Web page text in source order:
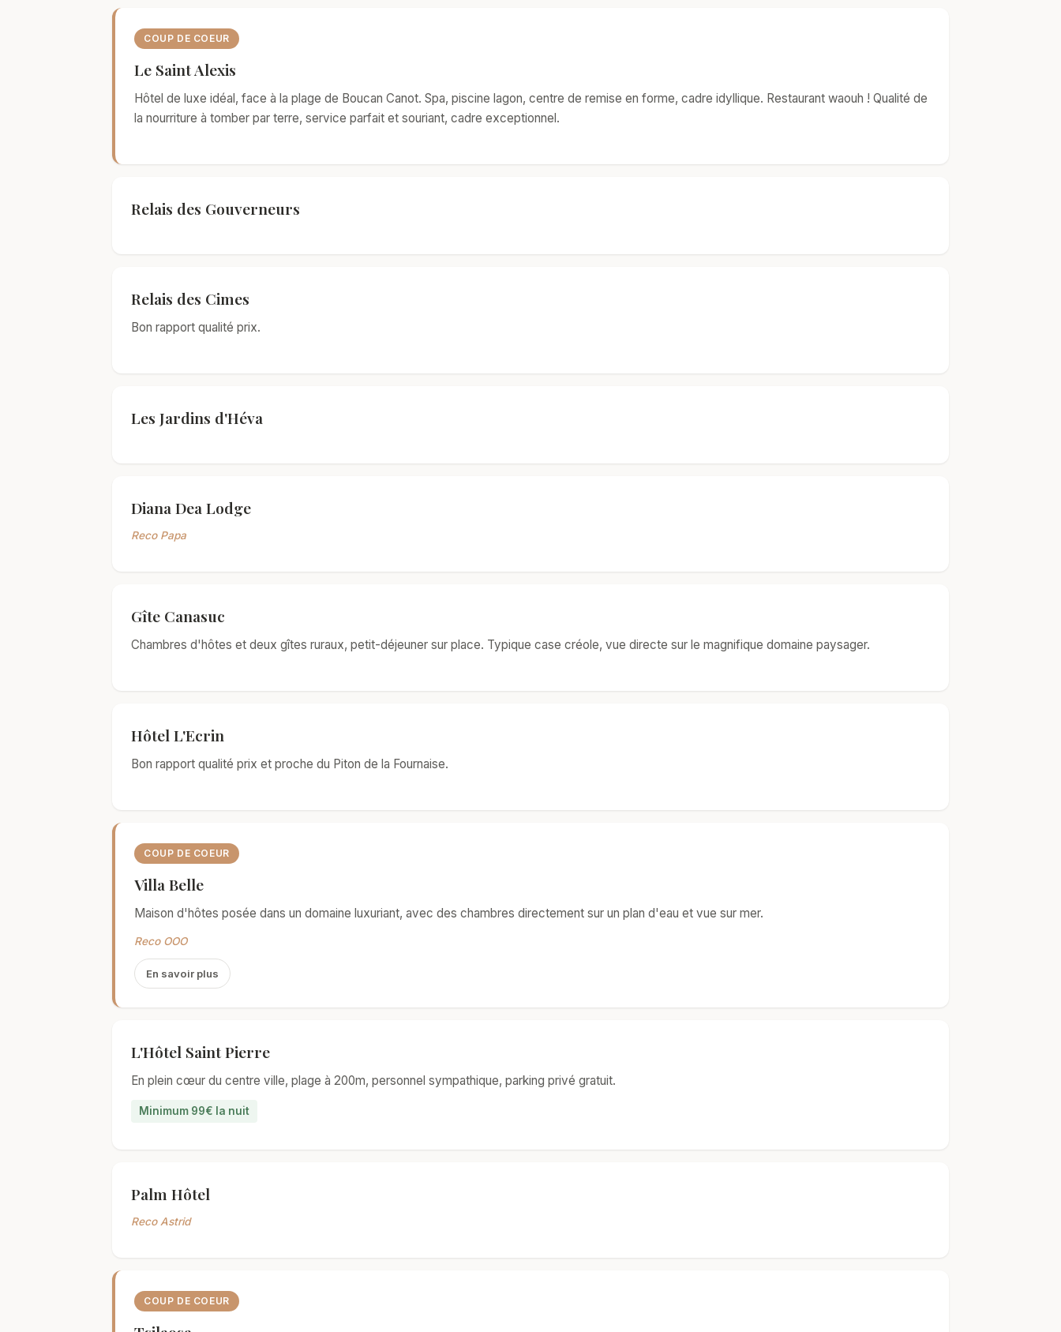
COUP DE COEUR
Le Saint Alexis
Hôtel de luxe idéal, face à la plage de Boucan Canot. Spa, piscine lagon, centre de remise en forme, cadre idyllique. Restaurant waouh ! Qualité de
la nourriture à tomber par terre, service parfait et souriant, cadre exceptionnel.
Relais des Gouverneurs
Relais des Cimes
Bon rapport qualité prix.
Les Jardins d'Héva
Diana Dea Lodge
Reco Papa
Gîte Canasuc
Chambres d'hôtes et deux gîtes ruraux, petit-déjeuner sur place. Typique case créole, vue directe sur le magnifique domaine paysager.
Hôtel L'Ecrin
Bon rapport qualité prix et proche du Piton de la Fournaise.
COUP DE COEUR
Villa Belle
Maison d'hôtes posée dans un domaine luxuriant, avec des chambres directement sur un plan d'eau et vue sur mer.
Reco OOO
En savoir plus
L'Hôtel Saint Pierre
En plein cœur du centre ville, plage à 200m, personnel sympathique, parking privé gratuit.
Minimum 99€ la nuit
Palm Hôtel
Reco Astrid
COUP DE COEUR